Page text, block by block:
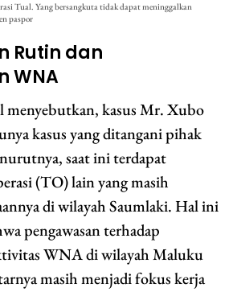
Tual. Yang bersangkuta tidak dapat meninggalkan
paspor
Rutin dan
WNA
menyebutkan, kasus Mr. Xubo
kasus yang ditangani pihak
saat ini terdapat
(TO) lain yang masih
di wilayah Saumlaki. Hal ini
pengawasan terhadap
WNA di wilayah Maluku
masih menjadi fokus kerja